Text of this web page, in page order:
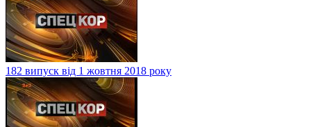
182 випуск від 1 жовтня 2018 року